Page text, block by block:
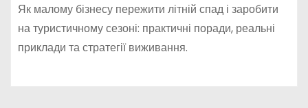
Як малому бізнесу пережити літній спад і заробити
на туристичному сезоні: практичні поради, реальні
приклади та стратегії виживання.